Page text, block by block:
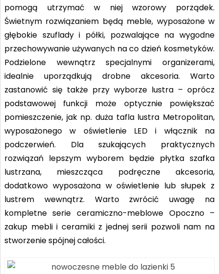
pomogą utrzymać w niej wzorowy porządek.
Świetnym rozwiązaniem będą meble, wyposażone w
głębokie szuflady i półki, pozwalające na wygodne
przechowywanie używanych na co dzień kosmetyków.
Podzielone wewnątrz specjalnymi organizerami,
idealnie uporządkują drobne akcesoria. Warto
zastanowić się także przy wyborze lustra – oprócz
podstawowej funkcji może optycznie powiększać
pomieszczenie, jak np. duża tafla lustra Metropolitan,
wyposażonego w oświetlenie LED i włącznik na
podczerwień. Dla szukających praktycznych
rozwiązań lepszym wyborem będzie płytka szafka
lustrzana, mieszcząca podręczne akcesoria,
dodatkowo wyposażona w oświetlenie lub słupek z
lustrem wewnątrz. Warto zwrócić uwagę na
kompletne serie ceramiczno-meblowe Opoczno –
zakup mebli i ceramiki z jednej serii pozwoli nam na
stworzenie spójnej całości.